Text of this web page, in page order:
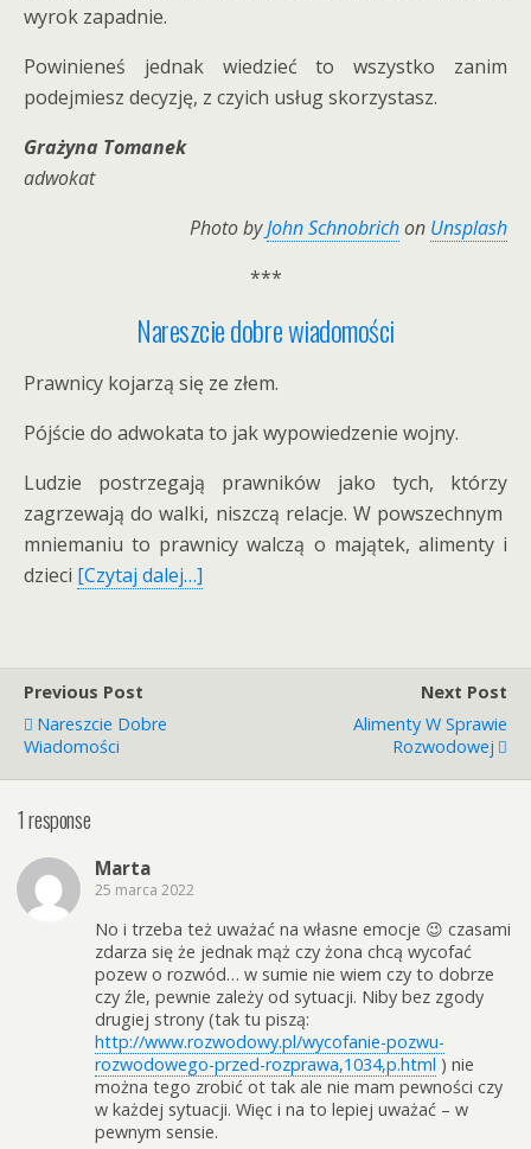
wyrok zapadnie.
Powinieneś jednak wiedzieć to wszystko zanim
podejmiesz decyzję, z czyich usług skorzystasz.
Grażyna Tomanek
adwokat
Photo byJohn Schnobrichon Unsplash
***
Nareszcie dobre wiadomości
Prawnicy kojarzą się ze złem.
Pójście do adwokata to jak wypowiedzenie wojny.
Ludzie postrzegają prawników jako tych, którzy
zagrzewają do walki, niszczą relacje. W powszechnym
mniemaniu to prawnicy walczą o majątek, alimenty i
dzieci [Czytaj dalej…]
Previous Post
Nareszcie Dobre
Wiadomości
Next Post
Alimenty W Sprawie
Rozwodowej
1 response
Marta
25 marca 2022
No i trzeba też uważać na własne emocje 😉 czasami
zdarza się że jednak mąż czy żona chcą wycofać
pozew o rozwód… w sumie nie wiem czy to dobrze
czy źle, pewnie zależy od sytuacji. Niby bez zgody
drugiej strony (tak tu piszą:
http://www.rozwodowy.pl/wycofanie-pozwu-
rozwodowego-przed-rozprawa,1034,p.html ) nie
można tego zrobić ot tak ale nie mam pewności czy
w każdej sytuacji. Więc i na to lepiej uważać – w
pewnym sensie.